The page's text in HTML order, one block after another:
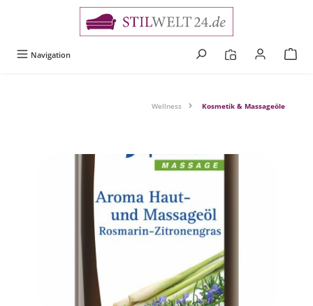
Navigation
Wellness Kosmetik & Massageöle
Bildergalerie überspringen